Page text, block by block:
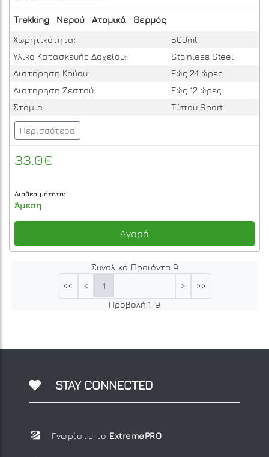
Trekking Νερού Ατομικά
Θερμός
Χωρητικότητα:
500ml
Υλικό Κατασκευής Δοχείου:
Stainless Steel
Διατήρηση Κρύου:
Εώς 24 ώρες
Διατήρηση Ζεστού:
Εώς 12 ώρες
Στόμιο:
Τύπου Sport
Περισσότερα
33.0€
Διαθεσιμότητα:
Άμεση
Αγορά
Συνολικά Προιόντα:9
<<
< 1 >
>>
Προβολή:1-9
STAY CONNECTED
Γνωρίστε το ExtremePRO